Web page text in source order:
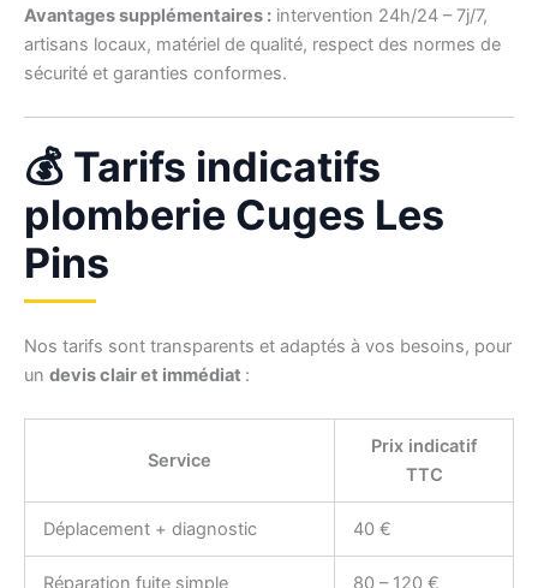
Avantages supplémentaires : intervention 24h/24 – 7j/7,
artisans locaux, matériel de qualité, respect des normes de
sécurité et garanties conformes.
💰 Tarifs indicatifs
plomberie Cuges Les
Pins
Nos tarifs sont transparents et adaptés à vos besoins, pour
un devis clair et immédiat :
Service
Prix indicatif
TTC
Déplacement + diagnostic 40 €
Réparation fuite simple 80 – 120 €